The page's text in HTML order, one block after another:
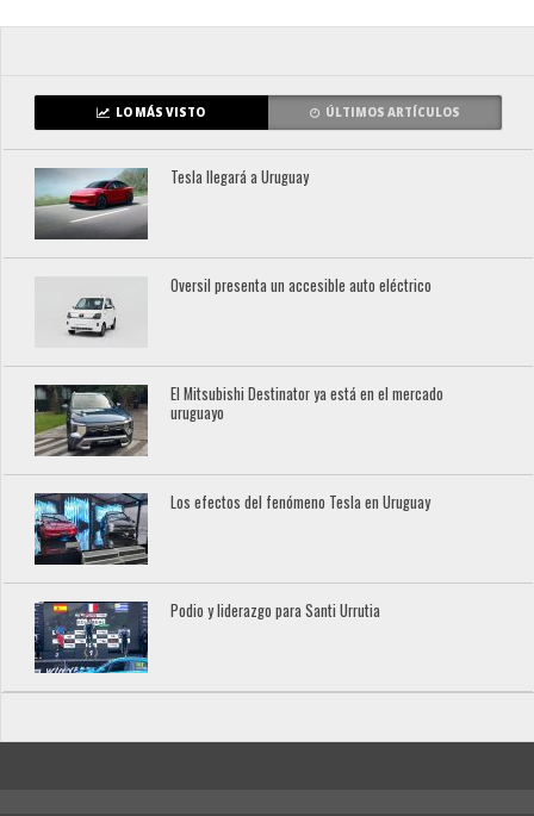
LO MÁS VISTO ÚLTIMOS ARTÍCULOS
Tesla llegará a Uruguay
Oversil presenta un accesible auto eléctrico
El Mitsubishi Destinator ya está en el mercado
uruguayo
Los efectos del fenómeno Tesla en Uruguay
Podio y liderazgo para Santi Urrutia